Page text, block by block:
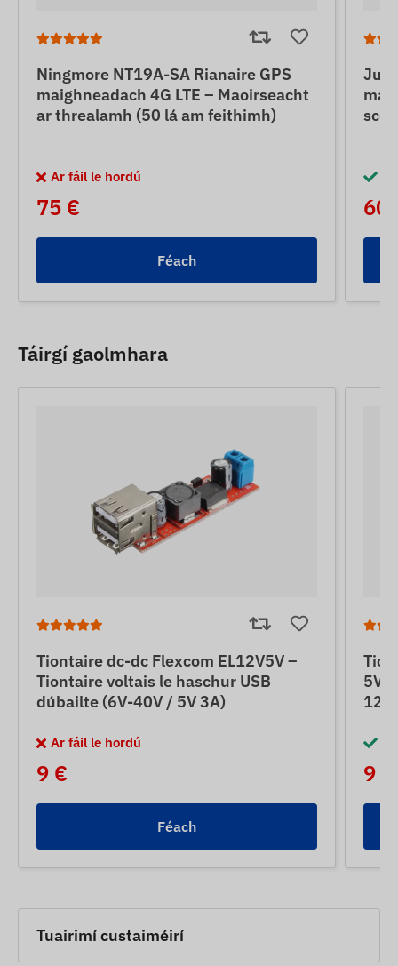
Ningmore NT19A-SA Rianaire GPS
maighneadach 4G LTE – Maoirseacht
ar threalamh (50 lá am feithimh)
Ar fáil le hordú
75 €
Féach
60
Táirgí gaolmhara
Tiontaire dc-dc Flexcom EL12V5V –
Tiontaire voltais le haschur USB
dúbailte (6V-40V / 5V 3A)
Ar fáil le hordú
9 €
Féach
5V
12V
9 €
Tuairimí custaiméirí